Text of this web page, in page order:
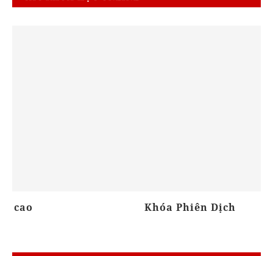
Khóa Phiên Dịch